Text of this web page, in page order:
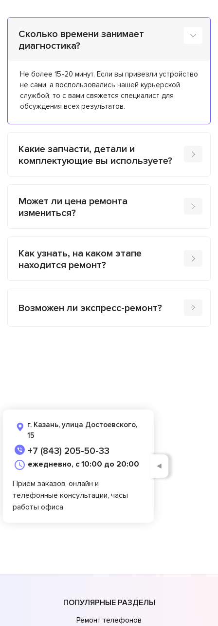
Сколько времени занимает
диагностика?
Не более 15-20 минут. Если вы привезли устройство
не сами, а воспользовались нашей курьерской
службой, то с вами свяжется специалист для
обсуждения всех результатов.
Какие запчасти, детали и
комплектующие вы используете?
Может ли цена ремонта
измениться?
Как узнать, на каком этапе
находится ремонт?
Возможен ли экспресс-ремонт?
г. Казань, улица Достоевского,
15
+7 (843) 205-50-33
ежедневно, с 10:00 до 20:00
Приём заказов, онлайн и
телефонные консультации, часы
работы офиса
◄
ПОПУЛЯРНЫЕ РАЗДЕЛЫ
Ремонт телефонов